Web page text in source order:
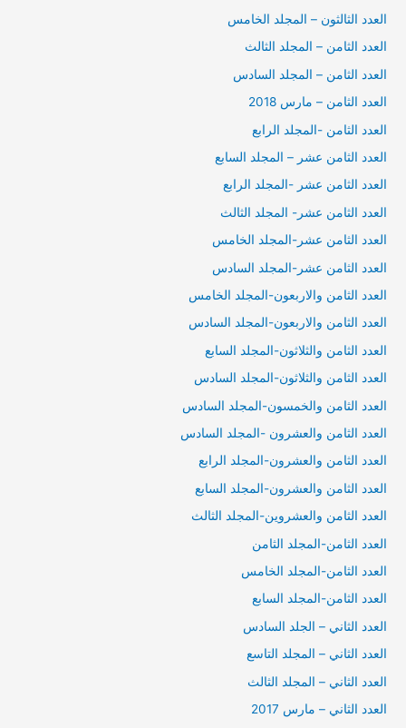
العدد الثالثون – المجلد الخامس
العدد الثامن – المجلد الثالث
العدد الثامن – المجلد السادس
العدد الثامن – مارس 2018
العدد الثامن -المجلد الرابع
العدد الثامن عشر – المجلد السابع
العدد الثامن عشر -المجلد الرابع
العدد الثامن عشر- المجلد الثالث
العدد الثامن عشر-المجلد الخامس
العدد الثامن عشر-المجلد السادس
العدد الثامن والاربعون-المجلد الخامس
العدد الثامن والاربعون-المجلد السادس
العدد الثامن والثلاثون-المجلد السابع
العدد الثامن والثلاثون-المجلد السادس
العدد الثامن والخمسون-المجلد السادس
العدد الثامن والعشرون -المجلد السادس
العدد الثامن والعشرون-المجلد الرابع
العدد الثامن والعشرون-المجلد السابع
العدد الثامن والعشروين-المجلد الثالث
العدد الثامن-المجلد الثامن
العدد الثامن-المجلد الخامس
العدد الثامن-المجلد السابع
العدد الثاني – الجلد السادس
العدد الثاني – المجلد التاسع
العدد الثاني – المجلد الثالث
العدد الثاني – مارس 2017